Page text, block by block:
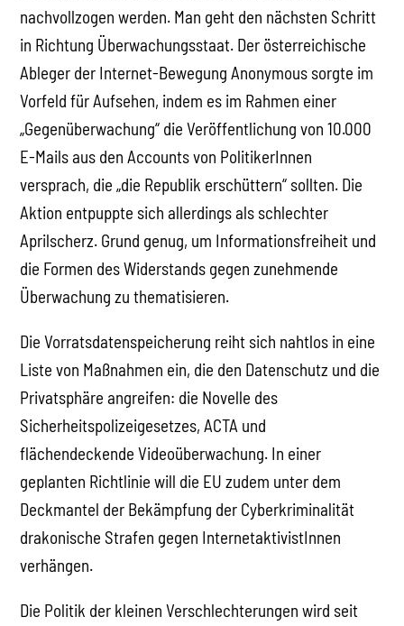
nachvollzogen werden. Man geht den nächsten Schritt
in Richtung Überwachungsstaat. Der österreichische
Ableger der Internet-Bewegung Anonymous sorgte im
Vorfeld für Aufsehen, indem es im Rahmen einer
„Gegenüberwachung“ die Veröffentlichung von 10.000
E-Mails aus den Accounts von PolitikerInnen
versprach, die „die Republik erschüttern“ sollten. Die
Aktion entpuppte sich allerdings als schlechter
Aprilscherz. Grund genug, um Informationsfreiheit und
die Formen des Widerstands gegen zunehmende
Überwachung zu thematisieren.
Die Vorratsdatenspeicherung reiht sich nahtlos in eine
Liste von Maßnahmen ein, die den Datenschutz und die
Privatsphäre angreifen: die Novelle des
Sicherheitspolizeigesetzes, ACTA und
flächendeckende Videoüberwachung. In einer
geplanten Richtlinie will die EU zudem unter dem
Deckmantel der Bekämpfung der Cyberkriminalität
drakonische Strafen gegen InternetaktivistInnen
verhängen.
Die Politik der kleinen Verschlechterungen wird seit